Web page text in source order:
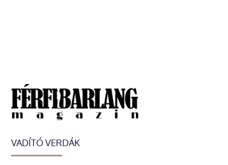
VADÍTÓ VERDÁK